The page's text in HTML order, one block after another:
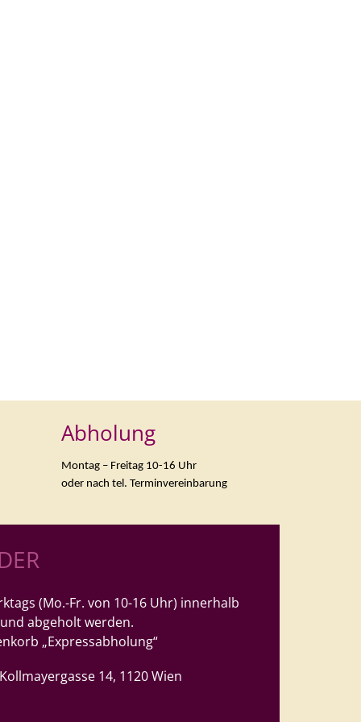
Abholung
Montag – Freitag 10-16 Uhr
oder nach tel. Terminvereinbarung
(Mo.-Fr. von 10-16 Uhr) innerhalb
abgeholt werden.
„Expressabholung“
14, 1120 Wien